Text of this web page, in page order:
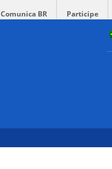
Comunica BR Participe